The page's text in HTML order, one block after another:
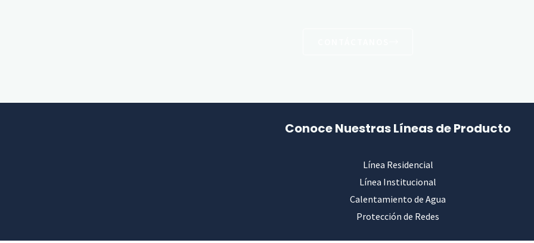
Conoce Nuestras Líneas de Producto
Línea Residencial
Línea Institucional
Calentamiento de Agua
Protección de Redes